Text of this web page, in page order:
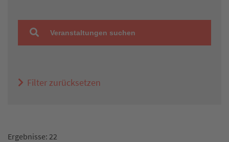
Veranstaltungen suchen
Filter zurücksetzen
Ergebnisse: 22